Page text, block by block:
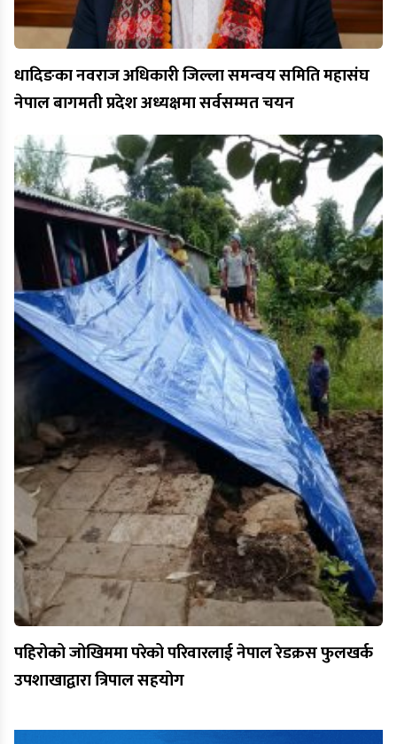
धादिङका नवराज अधिकारी जिल्ला समन्वय समिति महासंघ
नेपाल बागमती प्रदेश अध्यक्षमा सर्वसम्मत चयन
पहिरोको जोखिममा परेको परिवारलाई नेपाल रेडक्रस फुलखर्क
उपशाखाद्वारा त्रिपाल सहयोग